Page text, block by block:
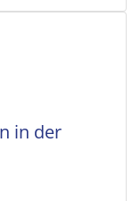
in der